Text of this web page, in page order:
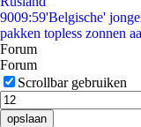
9009:59'Belgische'
pakken topless zonnen
Forum
Forum
Scrollbar gebruiken
opslaan